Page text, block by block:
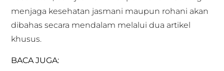
menjaga kesehatan jasmani maupun rohani akan
dibahas secara mendalam melalui dua artikel
khusus.
BACA JUGA: